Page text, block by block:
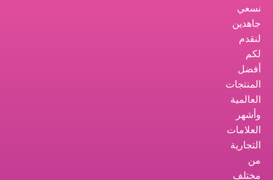
نسعي
جاهدين
لنقدم
لكم
أفضل
المنتجات
العالمية
وأشهر
العلامات
التجارية
من
مختلف